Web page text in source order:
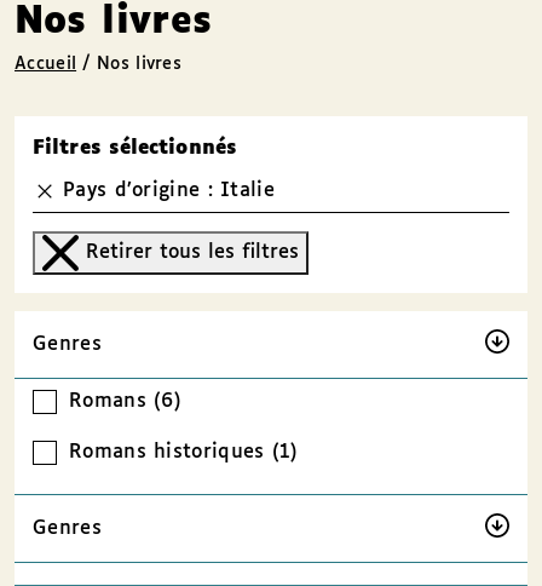
Nos livres
Accueil / Nos livres
Filtres sélectionnés
Pays d’origine : Italie
Retirer tous les filtres
Genres
Romans (6)
Romans historiques (1)
Genres